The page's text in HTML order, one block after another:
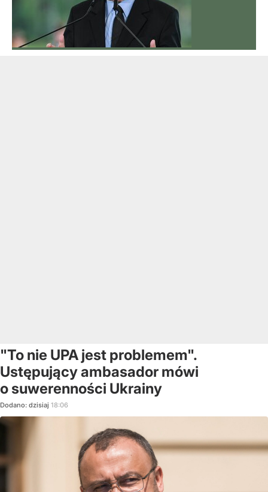
"To nie UPA jest problemem".
Ustępujący ambasador mówi
o suwerenności Ukrainy
Dodano: dzisiaj 18:06